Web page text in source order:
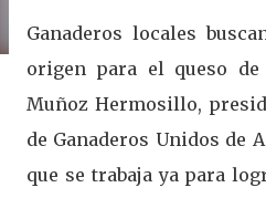
Ganaderos locales
origen para el queso
Muñoz Hermosillo,
de Ganaderos Unidos de
que se trabaja ya para